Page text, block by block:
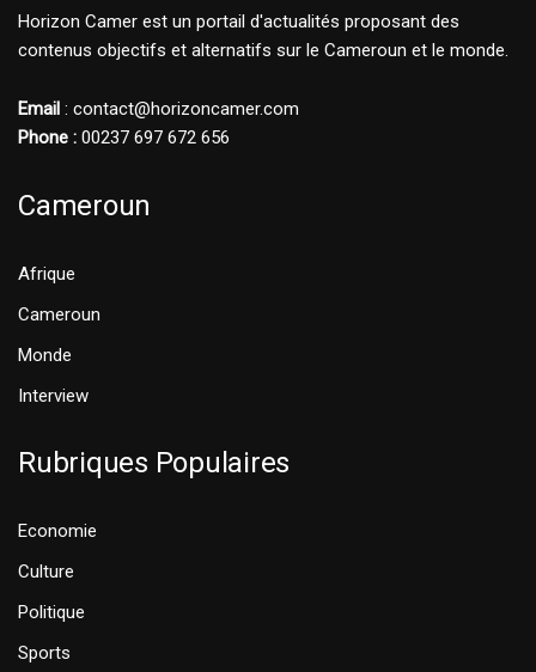
Horizon Camer est un portail d'actualités proposant des
contenus objectifs et alternatifs sur le Cameroun et le monde.
Email : contact@horizoncamer.com
Phone : 00237 697 672 656
Cameroun
Afrique
Cameroun
Monde
Interview
Rubriques Populaires
Economie
Culture
Politique
Sports